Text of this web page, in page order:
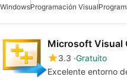
WindowsProgramación Visual
Microsoft Visual
3.3 Gratuito
Excelente entorno